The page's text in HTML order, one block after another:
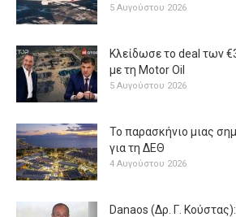
5 Αυγούστου 2026
Κλείδωσε το deal των
με τη Μotor Oil
5 Αυγούστου 2026
Το παρασκήνιο μιας
για τη ΔΕΘ
4 Αυγούστου 2026
Danaos (Δρ. Γ.